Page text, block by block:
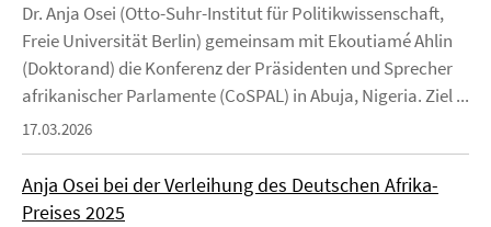
Dr. Anja Osei (Otto-Suhr-Institut für Politikwissenschaft,
Freie Universität Berlin) gemeinsam mit Ekoutiamé Ahlin
(Doktorand) die Konferenz der Präsidenten und Sprecher
afrikanischer Parlamente (CoSPAL) in Abuja, Nigeria. Ziel ...
17.03.2026
Anja Osei bei der Verleihung des Deutschen Afrika-
Preises 2025